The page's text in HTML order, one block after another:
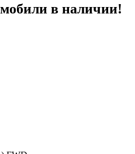
в наличии!